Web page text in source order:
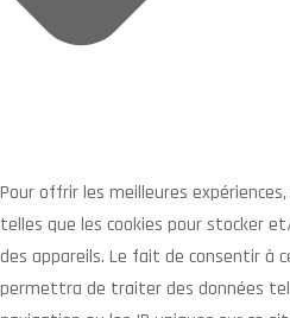
Pour offrir les meilleures
telles que les cookies pour stocker
des appareils. Le fait de consentir à
permettra de traiter des données